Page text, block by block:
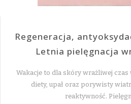
Regeneracja,
Letnia pielęgnacja
Wakacje to dla skóry wrażliwej
diety, upał oraz porywisty
reaktywność.